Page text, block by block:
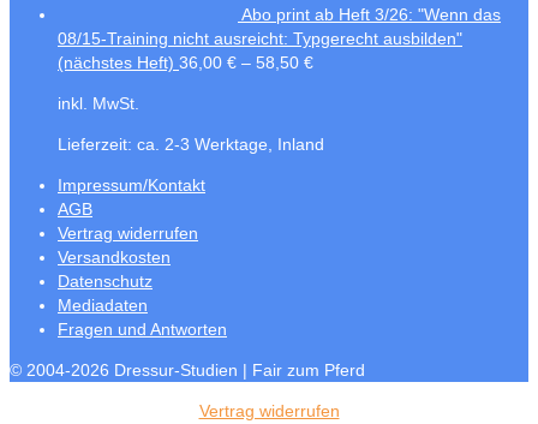
Abo print ab Heft 3/26: "Wenn das
08/15-Training nicht ausreicht: Typgerecht ausbilden"
(nächstes Heft) 36,00 € – 58,50 €
inkl. MwSt.
Lieferzeit: ca. 2-3 Werktage, Inland
Impressum/Kontakt
AGB
Vertrag widerrufen
Versandkosten
Datenschutz
Mediadaten
Fragen und Antworten
© 2004-2026 Dressur-Studien | Fair zum Pferd
Vertrag widerrufen